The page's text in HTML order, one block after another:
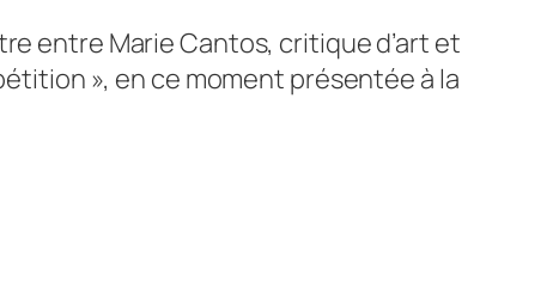
entre Marie Cantos, critique d’art et
», en ce moment présentée à la